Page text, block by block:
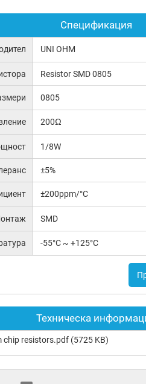
Спецификация
UNI OHM
Resistor SMD 0805
0805
200Ω
1/8W
±5%
±200ppm/°C
SMD
-55°C ~ +125°C
Техническа
chip resistors.pdf (5725 KB)